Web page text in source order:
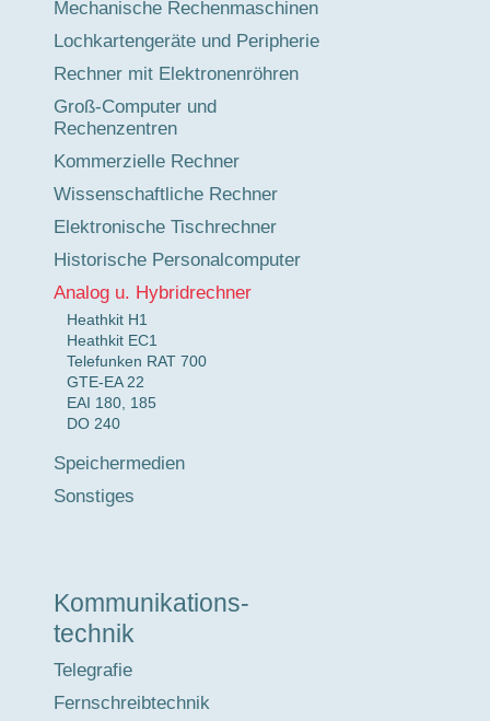
Mechanische Rechenmaschinen
Lochkartengeräte und Peripherie
Rechner mit Elektronenröhren
Groß-Computer und
Rechenzentren
Kommerzielle Rechner
Wissenschaftliche Rechner
Elektronische Tischrechner
Historische Personalcomputer
Analog u. Hybridrechner
Heathkit H1
Heathkit EC1
Telefunken RAT 700
GTE-EA 22
EAI 180, 185
DO 240
Speichermedien
Sonstiges
Kommunikations-
technik
Telegrafie
Fernschreibtechnik